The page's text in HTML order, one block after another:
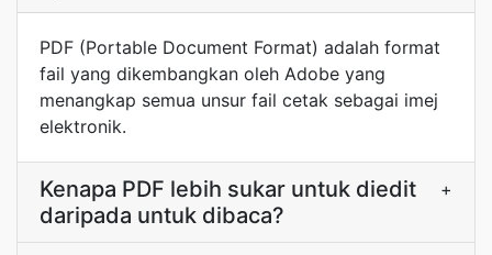
PDF (Portable Document Format) adalah format
fail yang dikembangkan oleh Adobe yang
menangkap semua unsur fail cetak sebagai imej
elektronik.
Kenapa PDF lebih sukar untuk diedit
daripada untuk dibaca?
+